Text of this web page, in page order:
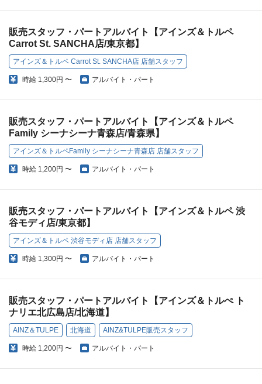
販売スタッフ・パートアルバイト【アインズ＆トルペ
Carrot St. SANCHA店/東京都】
アインズ＆トルペ Carrot St. SANCHA店 店舗スタッフ
時給 1,300円 〜 アルバイト・パート
販売スタッフ・パートアルバイト【アインズ＆トルペ
Family シーナシーナ青森店/青森県】
アインズ＆トルペFamily シーナシーナ青森店 店舗スタッフ
時給 1,200円 〜 アルバイト・パート
販売スタッフ・パートアルバイト【アインズ＆トルペ 渋
谷モディ店/東京都】
アインズ＆トルペ 渋谷モディ店 店舗スタッフ
時給 1,300円 〜 アルバイト・パート
販売スタッフ・パートアルバイト【アインズ＆トルぺ ト
ナリエ北広島店/北海道】
AINZ＆TULPE 北海道 AINZ&TULPE販売スタッフ
時給 1,200円 〜 アルバイト・パート